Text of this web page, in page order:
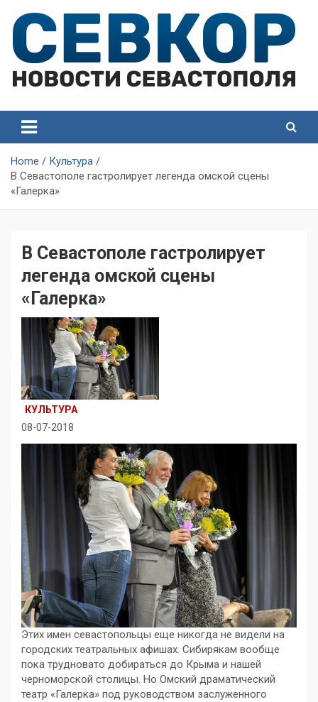
content
Севастополя
Севастополя
Home
Культура
В Севастополе гастролирует легенда омской сцены
«Галерка»
В Севастополе гастролирует
легенда омской сцены
«Галерка»
КУЛЬТУРА
08-07-2018
Этих имен севастопольцы еще никогда не видели на
городских театральных афишах. Сибирякам вообще
пока трудновато добираться до Крыма и нашей
черноморской столицы. Но Омский драматический
театр «Галерка» под руководством заслуженного